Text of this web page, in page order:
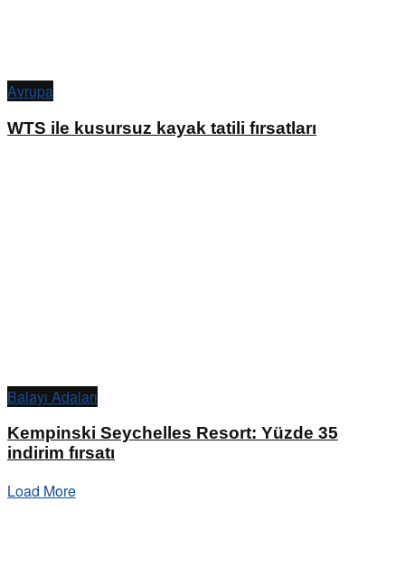
Avrupa
WTS ile kusursuz kayak tatili fırsatları
Balayı Adaları
Kempinski Seychelles Resort: Yüzde 35
indirim fırsatı
Load More